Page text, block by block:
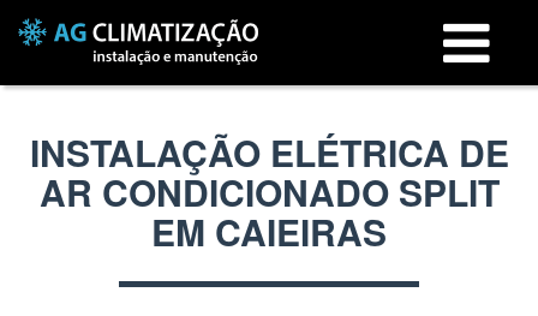
Menu
INSTALAÇÃO ELÉTRICA DE
AR CONDICIONADO SPLIT
EM CAIEIRAS